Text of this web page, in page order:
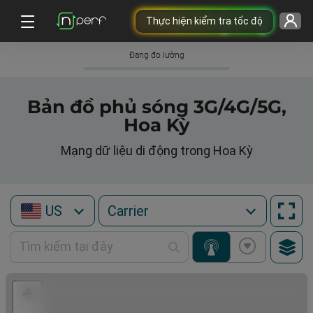
Thực hiện kiểm tra tốc độ
Đang đo lường
Bản đồ phủ sóng 3G/4G/5G,
Hoa Kỳ
Mạng dữ liệu di động trong Hoa Kỳ
US